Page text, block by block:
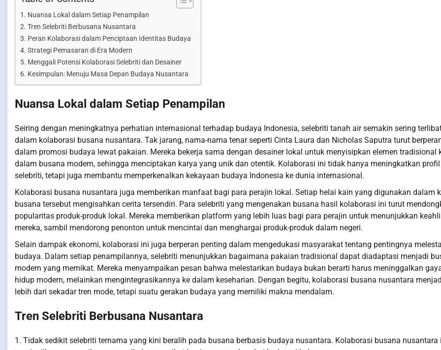
Nuansa Lokal dalam Setiap Penampilan
Tren Selebriti Berbusana Nusantara
Peran Kolaborasi dalam Penciptaan Identitas Budaya
Strategi Pemasaran di Era Modern
Menggali Potensi Kolaborasi Selebriti dan Desainer
Kesimpulan: Menuju Masa Depan Budaya Nusantara
Nuansa Lokal dalam Setiap Penampilan
Seiring dengan meningkatnya perhatian internasional terhadap budaya Indonesia, selebriti tanah air semakin sering
dalam kolaborasi busana nusantara. Tak jarang, nama-nama tenar seperti Cinta Laura dan Nicholas Saputra turut
dalam promosi budaya lewat pakaian. Mereka bekerja sama dengan desainer lokal untuk menyisipkan elemen tradisional
dalam busana modern, sehingga menciptakan karya yang unik dan otentik. Kolaborasi ini tidak hanya meningkatkan profil
selebriti, tetapi juga membantu memperkenalkan kekayaan budaya Indonesia ke dunia internasional.
Kolaborasi busana nusantara juga memberikan manfaat bagi para perajin lokal. Setiap helai kain yang digunakan dalam
busana tersebut mengisahkan cerita tersendiri. Para selebriti yang mengenakan busana hasil kolaborasi ini turut
popularitas produk-produk lokal. Mereka memberikan platform yang lebih luas bagi para perajin untuk menunjukkan
mereka, sambil mendorong penonton untuk mencintai dan menghargai produk-produk dalam negeri.
Selain dampak ekonomi, kolaborasi ini juga berperan penting dalam mengedukasi masyarakat tentang pentingnya
budaya. Dalam setiap penampilannya, selebriti menunjukkan bagaimana pakaian tradisional dapat diadaptasi menjadi
modern yang memikat. Mereka menyampaikan pesan bahwa melestarikan budaya bukan berarti harus meninggalkan
hidup modern, melainkan mengintegrasikannya ke dalam keseharian. Dengan begitu, kolaborasi busana nusantara
lebih dari sekadar tren mode, tetapi suatu gerakan budaya yang memiliki makna mendalam.
Tren Selebriti Berbusana Nusantara
1. Tidak sedikit selebriti ternama yang kini beralih pada busana berbasis budaya nusantara. Kolaborasi busana nusantara